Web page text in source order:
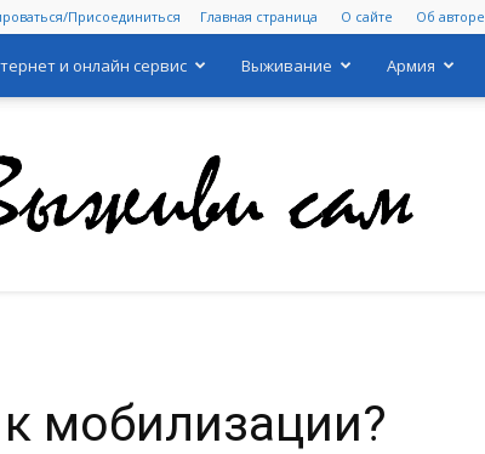
Присоединиться Главная страница О сайте Об авторе
и онлайн сервис Выживание Армия
мобилизации?